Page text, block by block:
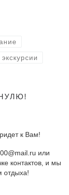
экскурсии
к Вам!
или
контактов, и мы
отдыха!